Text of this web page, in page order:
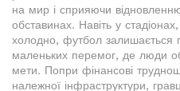
на мир і сприяючи
обставинах. Навіть у
холодно, футбол
маленьких перемог, де люди
мети. Попри фінансові
належної інфраструктури,